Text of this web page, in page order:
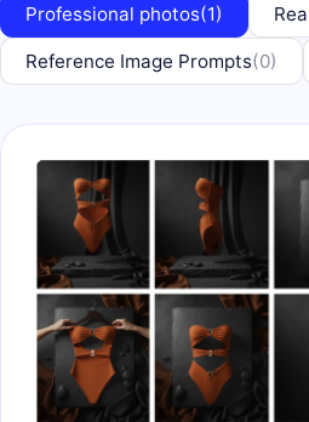
Professional photos(1)
Reference Image Prompts(0)